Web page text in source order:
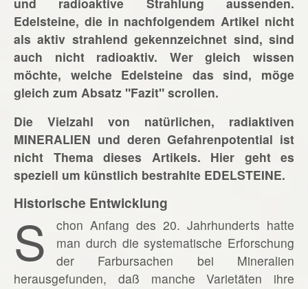
Edelsteine, die in nachfolgendem Artikel nicht
als aktiv strahlend gekennzeichnet sind, sind
auch nicht radioaktiv. Wer gleich wissen
möchte, welche Edelsteine das sind, möge
gleich zum Absatz "Fazit" scrollen.
Die Vielzahl von natürlichen, radiaktiven
MINERALIEN und deren Gefahrenpotential ist
nicht Thema dieses Artikels. Hier geht es
speziell um künstlich bestrahlte EDELSTEINE.
Historische Entwicklung
S
chon Anfang des 20. Jahrhunderts hatte
man durch die systematische Erforschung
der Farbursachen bei Mineralien
herausgefunden, daß manche Varietäten ihre